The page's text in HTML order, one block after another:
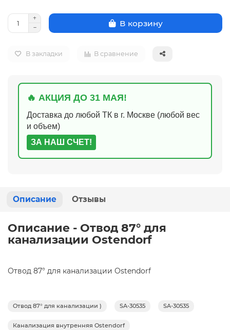
В корзину
В закладки В сравнение
🔥 АКЦИЯ ДО 31 МАЯ!
Доставка до любой ТК в г. Москве (любой вес
и объем)
ЗА НАШ СЧЕТ!
Описание Отзывы
Описание - Отвод 87° для
канализации Ostendorf
Отвод 87° для канализации Ostendorf
Отвод 87° для канализации ) SA-30535 SA-30535
Канализация внутренняя Ostendorf